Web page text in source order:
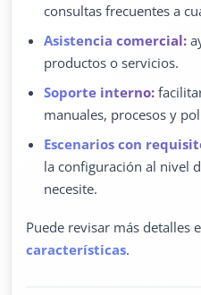
consultas frecuentes a
Asistencia comercial:
productos o servicios.
Soporte interno:
manuales, procesos y
Escenarios con
la configuración al nivel
necesite.
Puede revisar más detalles
características.